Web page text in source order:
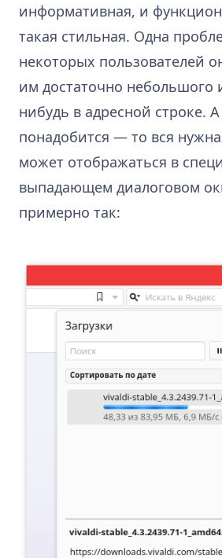
информативная, и
такая стильная. Одна
некоторых пользователей
им достаточно небольшого
нибудь в адресной строке. А
понадобится — то вся
может отображаться в
выпадающем диалоговом
примерно так: